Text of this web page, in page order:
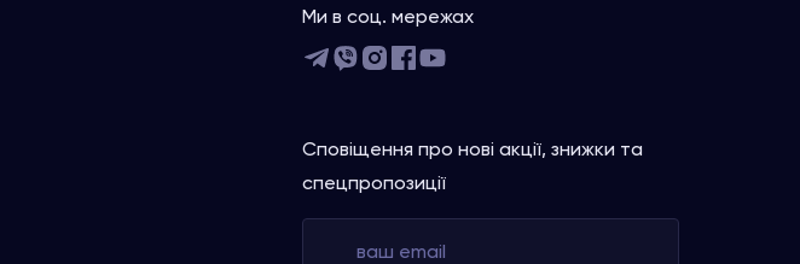
Ми в соц. мережах
Сповіщення про нові акції, знижки та
спецпропозиції